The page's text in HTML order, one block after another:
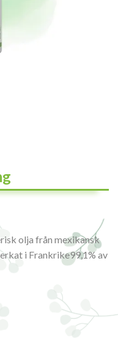
olja från mexikansk
i Frankrike99,1% av